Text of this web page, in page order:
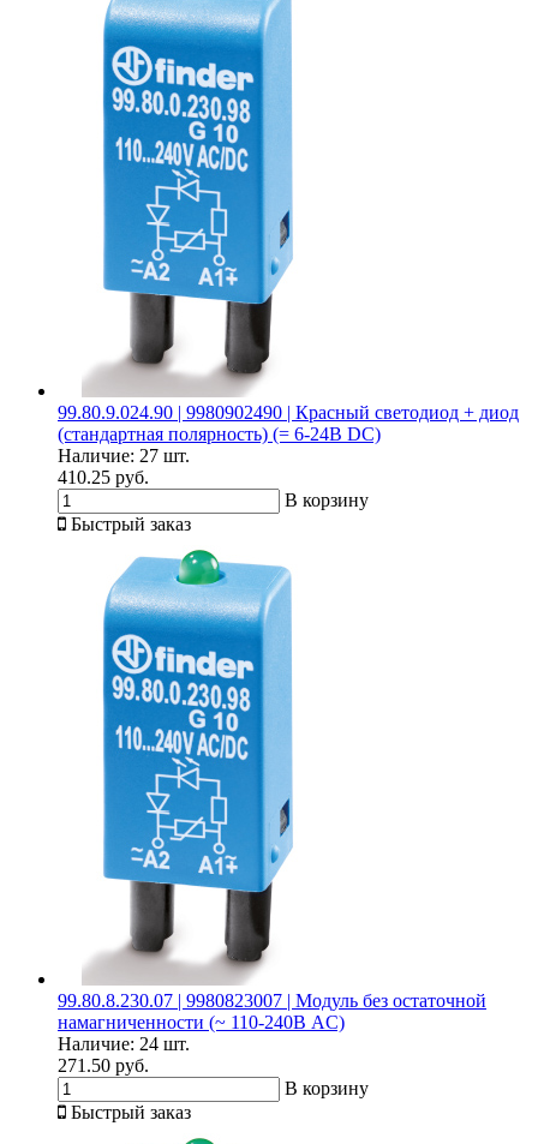
99.80.9.024.90 | 9980902490 | Красный светодиод + диод
(стандартная полярность) (= 6-24В DC)
Наличие: 27 шт.
410.25 руб.
В корзину
Быстрый заказ
99.80.8.230.07 | 9980823007 | Модуль без остаточной
намагниченности (~ 110-240В AC)
Наличие: 24 шт.
271.50 руб.
В корзину
Быстрый заказ